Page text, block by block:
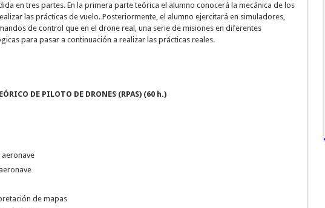
en tres partes. En la primera parte teórica el alumno conocerá la mecánica de los
las prácticas de vuelo. Posteriormente, el alumno ejercitará en simuladores,
de control que en el drone real, una serie de misiones en diferentes
para pasar a continuación a realizar las prácticas reales.
DE PILOTO DE DRONES (RPAS) (60 h.)
de mapas